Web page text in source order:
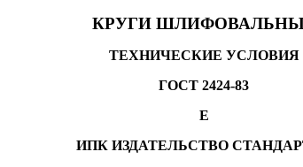
КРУГИ
ТЕХНИЧЕСКИЕ УСЛОВИЯ
ГОСТ 2424-83
Е
ИПК ИЗДАТЕЛЬСТВО